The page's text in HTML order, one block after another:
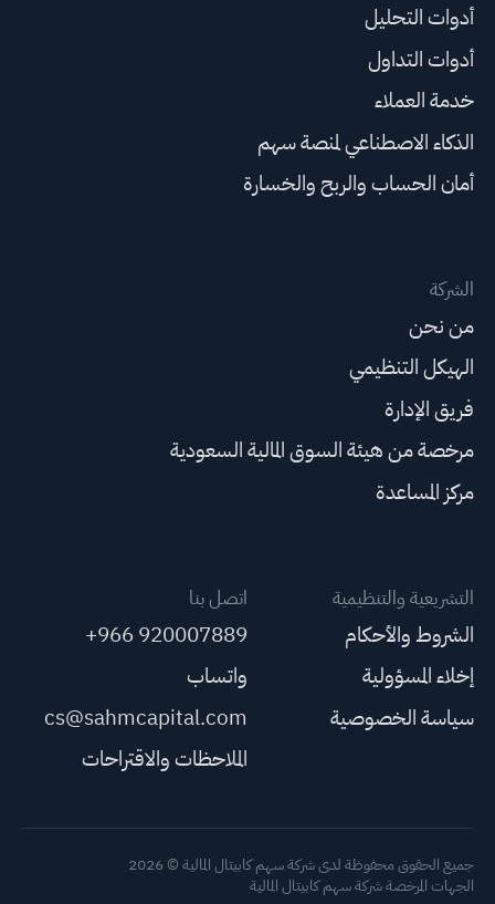
أدوات التحليل
أدوات التداول
خدمة العملاء
الذكاء الاصطناعي لمنصة سهم
أمان الحساب والربح والخسارة
الشركة
من نحن
الهيكل التنظيمي
فريق الإدارة
مرخصة من هيئة السوق المالية السعودية
مركز المساعدة
التشريعية والتنظيمية
الشروط والأحكام
إخلاء المسؤولية
سياسة الخصوصية
اتصل بنا
+966 920007889
واتساب
cs@sahmcapital.com
الملاحظات والاقتراحات
جميع الحقوق محفوظة لدى شركة سهم كابيتال المالية © 2026
الجهات المرخصة شركة سهم كابيتال المالية